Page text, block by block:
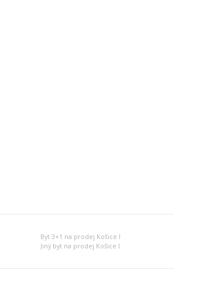
Byt 3+1 na prodej Košice I
Jiný byt na prodej Košice I